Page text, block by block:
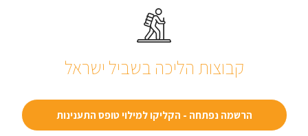
קבוצות הליכה בשביל ישראל
הרשמה נפתחה - הקליקו למילוי טופס התענינות